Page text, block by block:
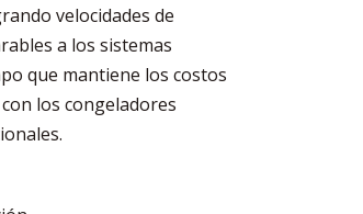
velocidades de
a los sistemas
que mantiene los costos
los congeladores